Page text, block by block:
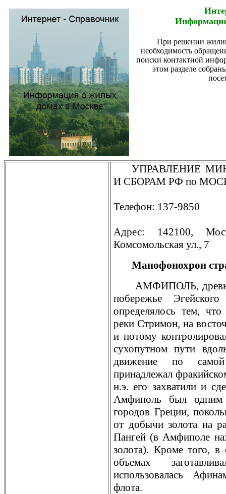
При решении
необходимость
поиски контактной
этом разделе
УПРАВЛЕНИЕ
И СБОРАМ РФ по
Телефон: 137-9850
Адрес: 142100,
Комсомольская ул., 7
Манофонохрон
АМФИПОЛЬ,
поберeжье
опрeделялось тем,
рeки Стримон, на
и потому
сухопутном пути
движение по
принадлежал
н.э. его захватили и
Амфиполь был одним
городов Грeции,
от добычи золота на
Пангей (в Амфиполе
золота). Кроме того,
объемах
использовалась
флота.